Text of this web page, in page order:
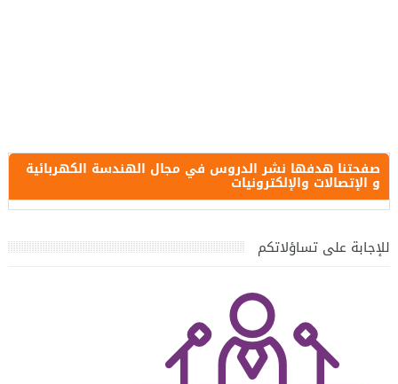
صفحتنا هدفها نشر الدروس في مجال الهندسة الكهربائية
و الإتصالات والإلكترونيات
للإجابة على تساؤلاتكم